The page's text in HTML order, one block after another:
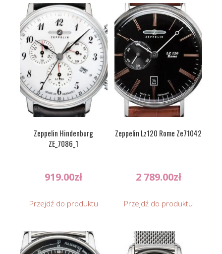
Zeppelin Hindenburg
ZE_7086_1
919.00zł
Przejdź do produktu
Zeppelin Lz120 Rome Ze71042
2 789.00zł
Przejdź do produktu